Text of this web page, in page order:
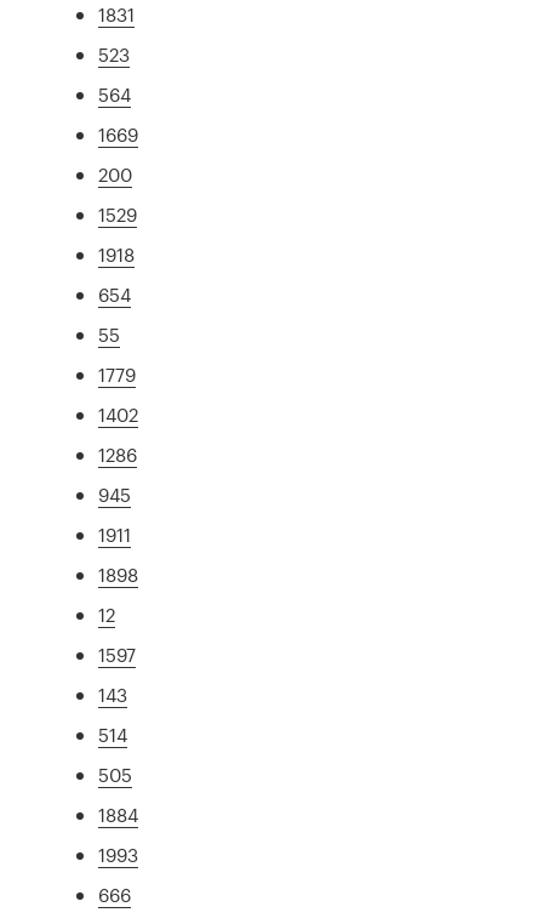
1831
523
564
1669
200
1529
1918
654
55
1779
1402
1286
945
1911
1898
12
1597
143
514
505
1884
1993
666